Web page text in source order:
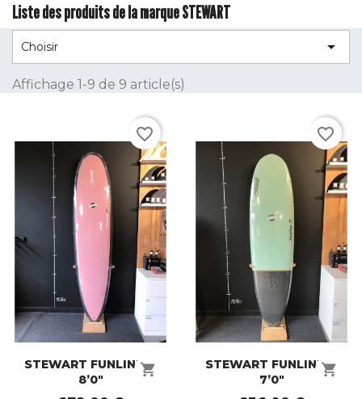
Liste des produits de la marque STEWART
Choisir 
Affichage 1-9 de 9 article(s)
shopping_cart
STEWART FUNLINE 11
8’0"
favorite_border
shopping_cart
STEWART FUNLINE 11
7’0"
favorite_border